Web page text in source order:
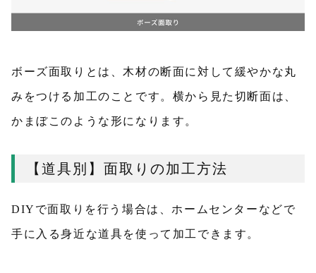
ボーズ面取りとは、木材の断面に対して緩やかな丸
みをつける加工のことです。横から見た切断面は、
かまぼこのような形になります。
【道具別】面取りの加工方法
DIYで面取りを行う場合は、ホームセンターなどで
手に入る身近な道具を使って加工できます。